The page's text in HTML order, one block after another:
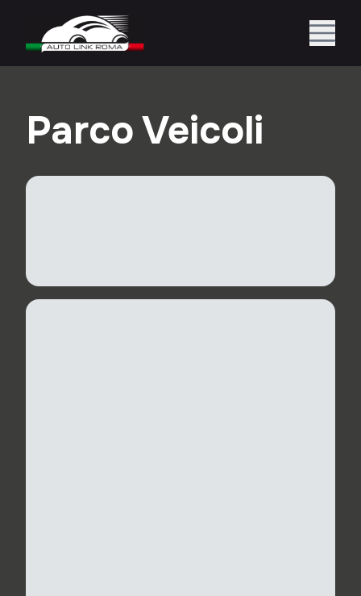
Parco Veicoli